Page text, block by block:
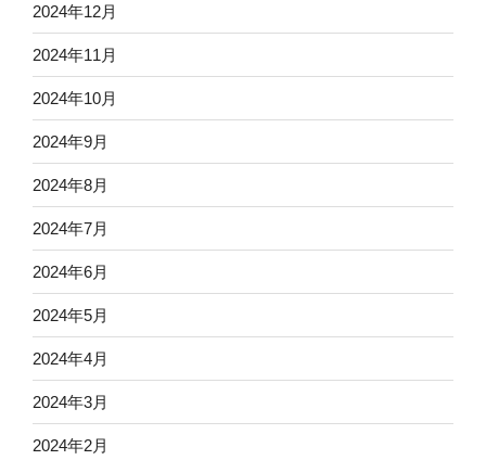
2024年12月
2024年11月
2024年10月
2024年9月
2024年8月
2024年7月
2024年6月
2024年5月
2024年4月
2024年3月
2024年2月